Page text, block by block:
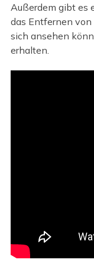
Außerdem gibt es
das Entfernen von
sich ansehen
erhalten.